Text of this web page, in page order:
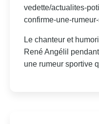
vedette/actualites-
confirme-une-
Le chanteur et
René Angélil
une rumeur sportive